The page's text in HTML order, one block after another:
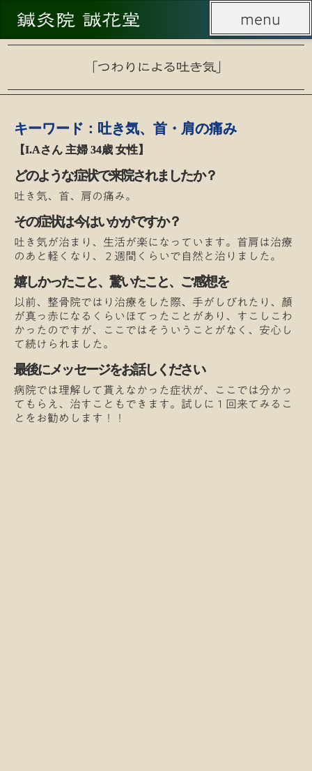
menu
鍼灸院 誠花堂 menu
「つわりによる吐き気」
キーワード：吐き気、首・肩の痛み
【I.Aさん 主婦 34歳 女性】
どのような症状で来院されましたか？
吐き気、首、肩の痛み。
その症状は今はいかがですか？
吐き気が治まり、生活が楽になっています。首肩は治療
のあと軽くなり、２週間くらいで自然と治りました。
嬉しかったこと、驚いたこと、ご感想を
以前、整骨院ではり治療をした際、手がしびれたり、顏
が真っ赤になるくらいほてったことがあり、すこしこわ
かったのですが、ここではそういうことがなく、安心し
て続けられました。
最後にメッセージをお話しください
病院では理解して貰えなかった症状が、ここでは分かっ
てもらえ、治すこともできます。試しに１回来てみるこ
とをお勧めします！！